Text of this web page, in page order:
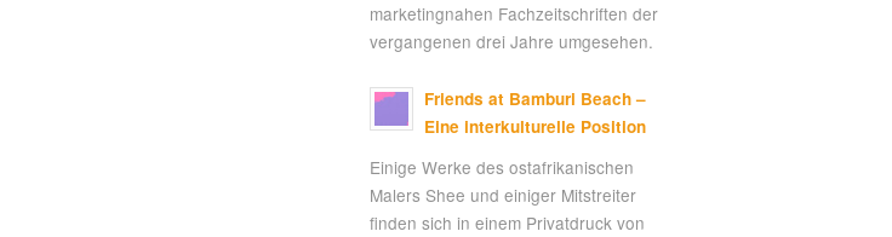
marketingnahen Fachzeitschriften der
vergangenen drei Jahre umgesehen.
Friends at Bamburi Beach –
Eine interkulturelle Position
Einige Werke des ostafrikanischen
Malers Shee und einiger Mitstreiter
finden sich in einem Privatdruck von